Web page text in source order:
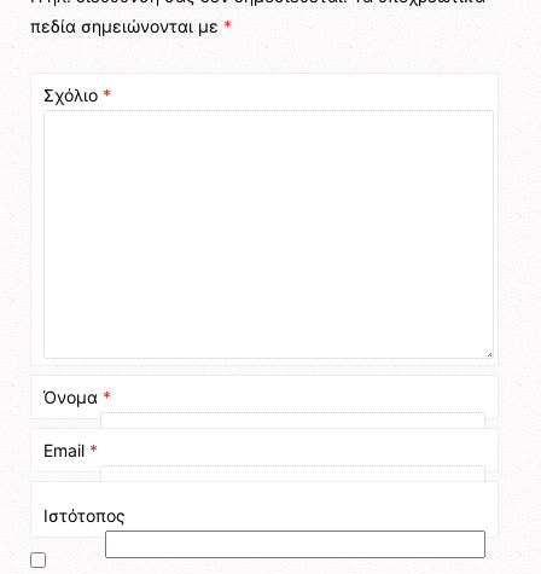
πεδία σημειώνονται με *
Σχόλιο *
Όνομα *
Email *
Ιστότοπος